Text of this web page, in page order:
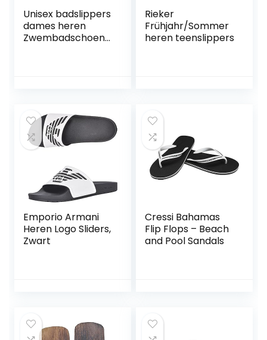
Unisex badslippers
dames heren
Zwembadschoene
Rieker
Frühjahr/Sommer
heren teenslippers
Emporio Armani
Heren Logo Sliders,
Zwart
Cressi Bahamas
Flip Flops – Beach
and Pool Sandals